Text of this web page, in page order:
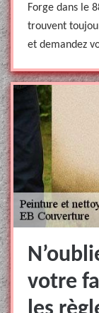
Forge dans le
trouvent
et demandez
votre